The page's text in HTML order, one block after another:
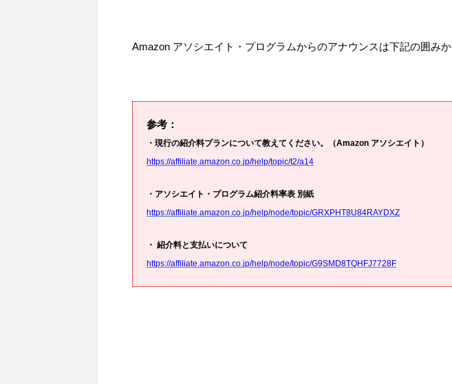
Amazon アソシエイト・プログラムからのアナウンスは下記の囲みか
参考：
・現行の紹介料プランについて教えてください。（Amazon アソシエイト）
https://affiliate.amazon.co.jp/help/topic/t2/a14
・アソシエイト・プログラム紹介料率表 別紙
https://affiliate.amazon.co.jp/help/node/topic/GRXPHT8U84RAYDXZ
・ 紹介料と支払いについて
https://affiliate.amazon.co.jp/help/node/topic/G9SMD8TQHFJ7728F